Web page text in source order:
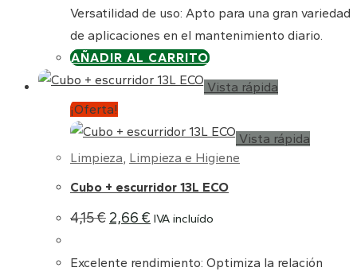
Versatilidad de uso: Apto para una gran variedad
de aplicaciones en el mantenimiento diario.
AÑADIR AL CARRITO
Vista rápida
¡Oferta!
Vista rápida
Limpieza, Limpieza e Higiene
Cubo + escurridor 13L ECO
4,15€ El
precio
era:
4,15 €.
2,66 € El
precio
es:
2,66 €.
IVA incluído
Excelente rendimiento: Optimiza la relación